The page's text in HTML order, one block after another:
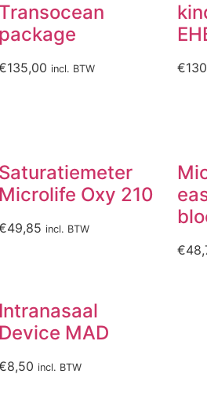
Transocean
package
135,00 incl. BTW €
Saturatiemeter
Microlife Oxy 210
49,85 incl. BTW
€
Intranasaal
Device MAD
8,50 incl. BTW